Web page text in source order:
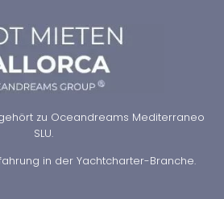
zu Oceandreams Mediterraneo
SLU.
in der Yachtcharter-Branche.